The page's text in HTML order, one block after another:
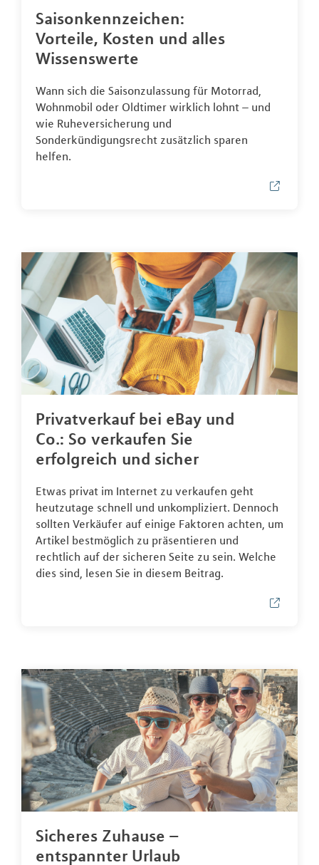
Saisonkennzeichen:
Vorteile, Kosten und alles
Wissenswerte
Wann sich die Saisonzulassung für Motorrad,
Wohnmobil oder Oldtimer wirklich lohnt – und
wie Ruheversicherung und
Sonderkündigungsrecht zusätzlich sparen
helfen.
Privatverkauf bei eBay und
Co.: So verkaufen Sie
erfolgreich und sicher
Etwas privat im Internet zu verkaufen geht
heutzutage schnell und unkompliziert. Dennoch
sollten Verkäufer auf einige Faktoren achten, um
Artikel bestmöglich zu präsentieren und
rechtlich auf der sicheren Seite zu sein. Welche
dies sind, lesen Sie in diesem Beitrag.
Sicheres Zuhause –
entspannter Urlaub